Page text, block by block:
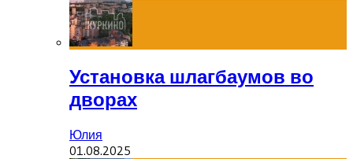
Установка шлагбаумов во
дворах
Юлия
01.08.2025